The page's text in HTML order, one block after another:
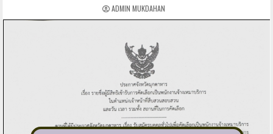
ADMIN MUKDAHAN